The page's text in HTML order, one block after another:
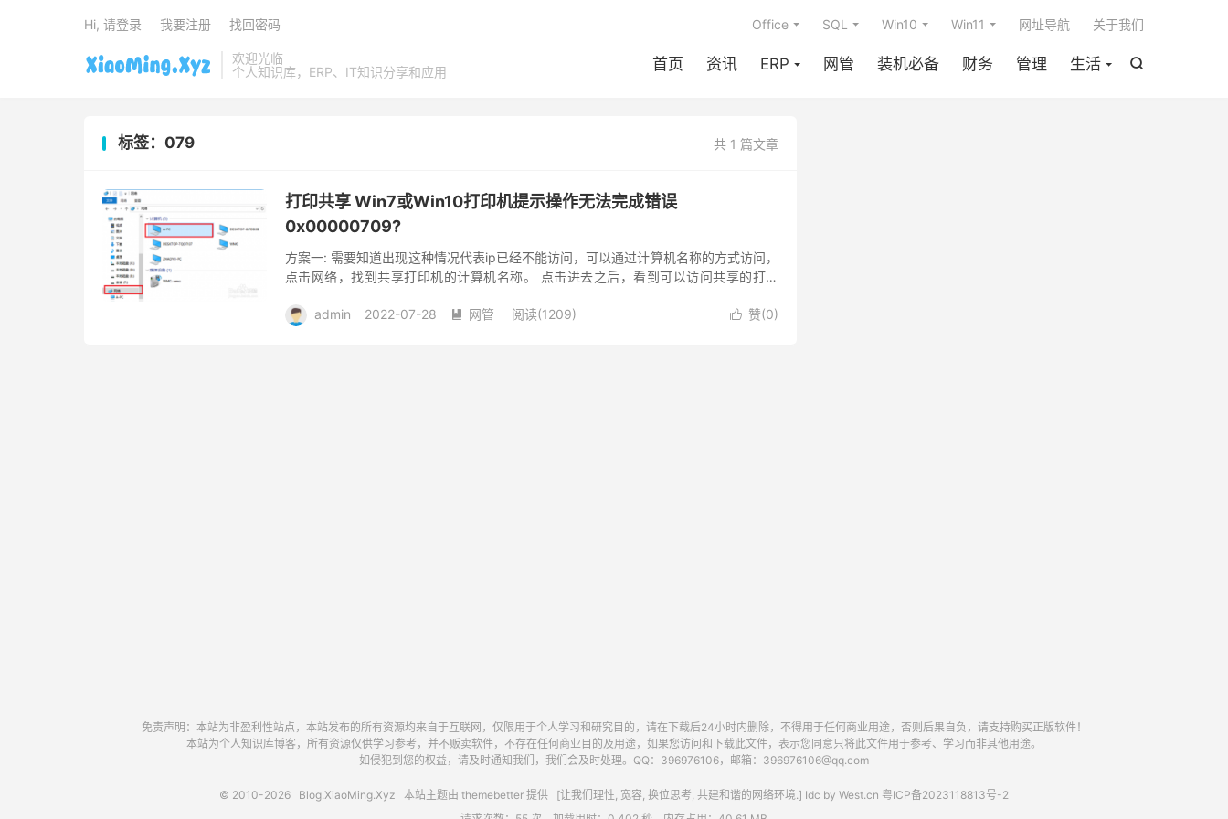
欢迎光临
个人知识库，ERP、IT知识分享和应用

首页 资讯 ERP 网管 装机必备 财务 管理 生活
Office SQL Win10 Win11 网址导航 关于我们
Hi, 请登录 我要注册 找回密码
共 1 篇文章
标签：079
打印共享 Win7或Win10打印机提示操作无法完成错误
0x00000709?
方案一: 需要知道出现这种情况代表ip已经不能访问，可以通过计算机名称的方式访问，
点击网络，找到共享打印机的计算机名称。 点击进去之后，看到可以访问共享的打印
 赞(0)
admin 2022-07-28  网管 阅读(1209)
免责声明：本站为非盈利性站点，本站发布的所有资源均来自于互联网，仅限用于个人学习和研究目的，请在下载后24小时内删除，不得用于任何商业用途，否则后果自负，请支持购买正版软件！
本站为个人知识库博客，所有资源仅供学习参考，并不贩卖软件，不存在任何商业目的及用途，如果您访问和下载此文件，表示您同意只将此文件用于参考、学习而非其他用途。
如侵犯到您的权益，请及时通知我们，我们会及时处理。QQ：396976106，邮箱：396976106@qq.com
© 2010-2026 Blog.XiaoMing.Xyz 本站主题由 themebetter 提供 [让我们理性, 宽容, 换位思考, 共建和谐的网络环境.] Idc by West.cn 粤ICP备2023118813号-2